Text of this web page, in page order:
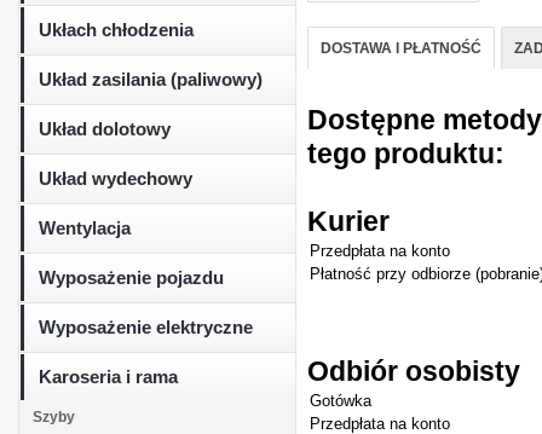
Ukłach chłodzenia
Układ zasilania (paliwowy)
Układ dolotowy
Układ wydechowy
Wentylacja
Wyposażenie pojazdu
Wyposażenie elektryczne
Karoseria i rama
Szyby
DOSTAWA I PŁATNOŚĆ
Dostępne
tego produktu:
Kurier
Przedpłata na konto
Płatność przy odbiorze
Odbiór osobisty
Gotówka
Przedpłata na konto